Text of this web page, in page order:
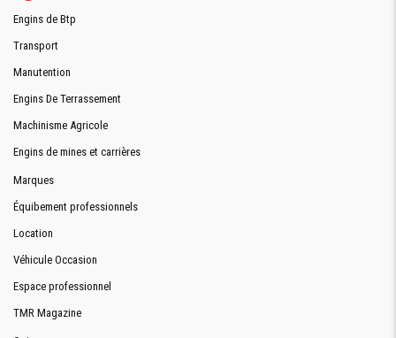
Engins de Btp
Transport
Manutention
Engins De Terrassement
Machinisme Agricole
Engins de mines et carrières
Marques
Équibement professionnels
Location
Véhicule Occasion
Espace professionnel
TMR Magazine